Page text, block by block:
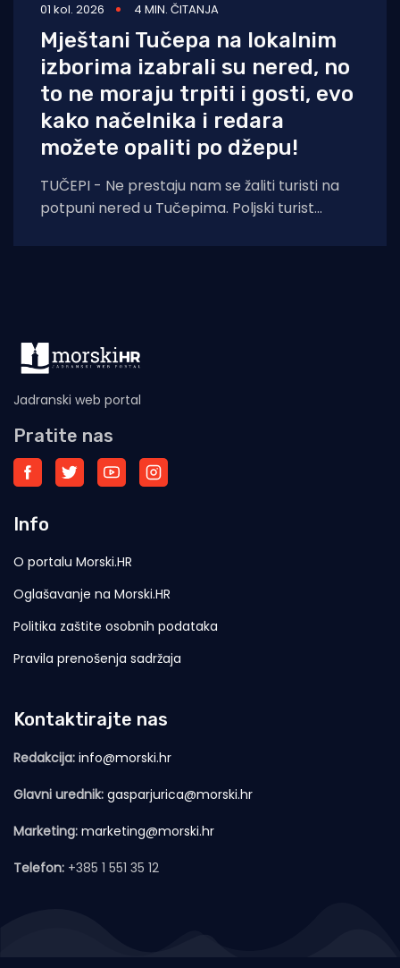
01 kol. 2026 4 MIN. ČITANJA
Mještani Tučepa na lokalnim
izborima izabrali su nered, no
to ne moraju trpiti i gosti, evo
kako načelnika i redara
možete opaliti po džepu!
TUČEPI - Ne prestaju nam se žaliti turisti na
potpuni nered u Tučepima. Poljski turist
Jadranski web portal
Pratite nas
Info
O portalu Morski.HR
Oglašavanje na Morski.HR
Politika zaštite osobnih podataka
Pravila prenošenja sadržaja
Kontaktirajte nas
Redakcija: info@morski.hr
Glavni urednik: gasparjurica@morski.hr
Marketing: marketing@morski.hr
Telefon: +385 1 551 35 12